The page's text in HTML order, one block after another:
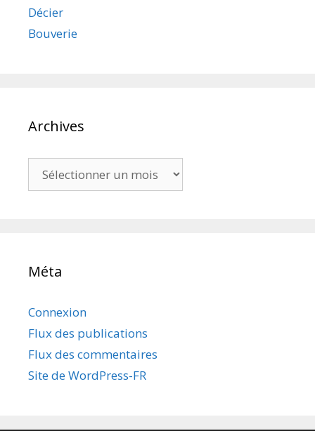
Décier
Bouverie
Archives
Méta
Connexion
Flux des publications
Flux des commentaires
Site de WordPress-FR